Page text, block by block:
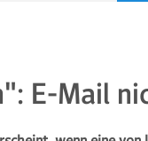
E-Mail